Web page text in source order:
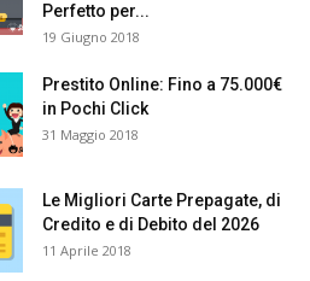
Perfetto per...
19 Giugno 2018
Prestito Online: Fino a 75.000€
in Pochi Click
31 Maggio 2018
Le Migliori Carte Prepagate, di
Credito e di Debito del 2026
11 Aprile 2018